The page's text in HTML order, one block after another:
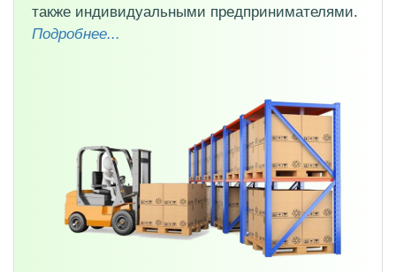
также индивидуальными предпринимателями.
Подробнее...